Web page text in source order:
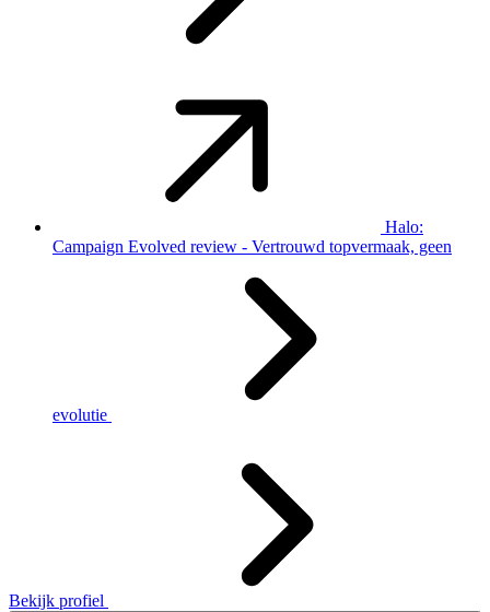
Halo:
Campaign Evolved review - Vertrouwd topvermaak, geen
evolutie
Bekijk profiel